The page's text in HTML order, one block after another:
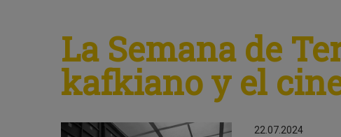
La Semana de
kafkiano y el
22.07.2024